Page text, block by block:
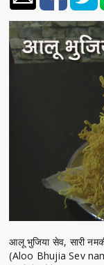
आलू भुजिया सेव, सारी
(Aloo Bhujia Sev